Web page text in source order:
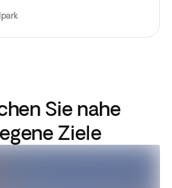
Sie nahe
Ziele